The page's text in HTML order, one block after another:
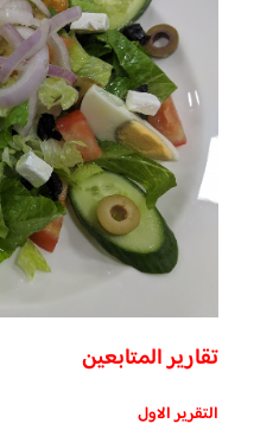
تقارير المتابعين
التقرير الاول